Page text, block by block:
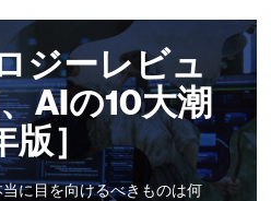
ジーレビュ
AIの10大潮
版］
に目を向けるべきものは何